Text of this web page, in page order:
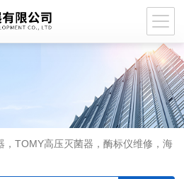
，TOMY高压灭菌器，酶标仪维修，海